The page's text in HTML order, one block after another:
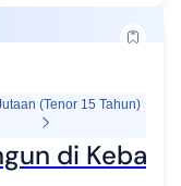
(Tenor 15 Tahun)
di